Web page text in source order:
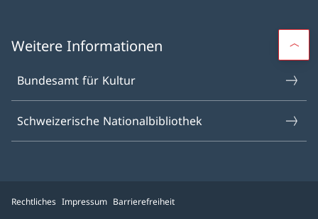
Weitere Informationen
Bundesamt für Kultur
Schweizerische Nationalbibliothek
Rechtliches Impressum Barrierefreiheit